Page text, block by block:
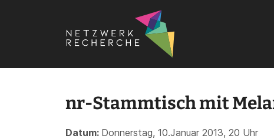
Startseite › Termine › Stammtische
nr-Stammtisch mit
Datum: Donnerstag, 10.Januar 2013, 20 Uhr